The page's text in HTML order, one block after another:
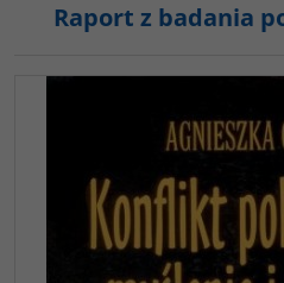
Raport z badania